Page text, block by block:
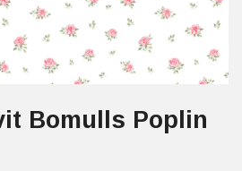
Bomulls Poplin